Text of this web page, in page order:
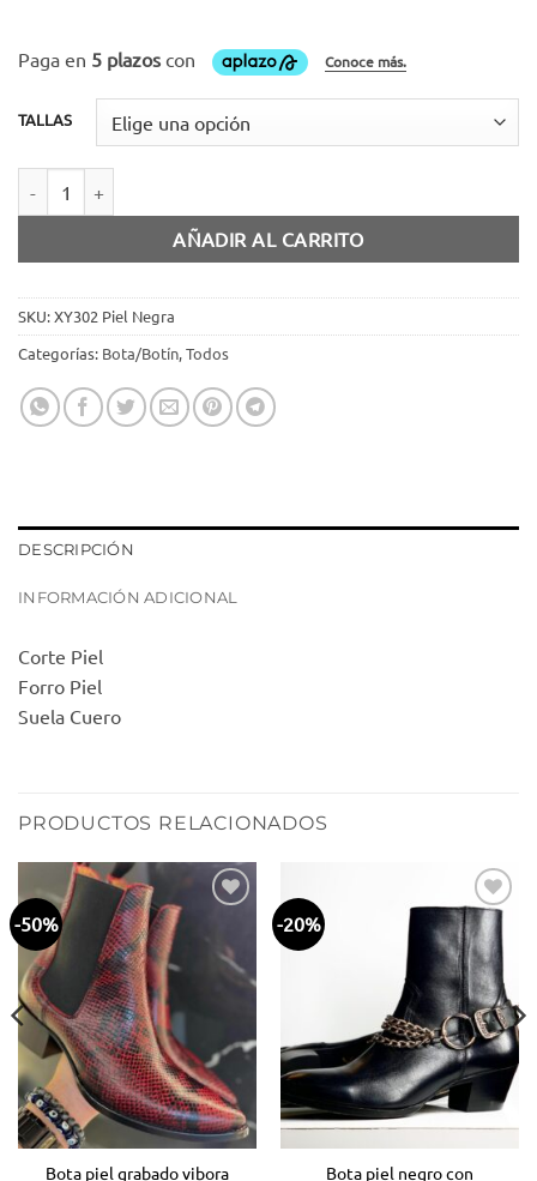
TALLAS
AÑADIR AL CARRITO
SKU:XY302 Piel Negra
Categorías: Bota/Botín,Todos
DESCRIPCIÓN
INFORMACIÓN ADICIONAL
Corte Piel
Forro Piel
Suela Cuero
PRODUCTOS RELACIONADOS
-50%
lista
de
deseos
Bota piel grabado vibora
-20%
Añadir
a la
lista
de
deseos
Bota piel negro con